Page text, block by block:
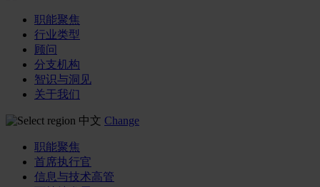
职能聚焦
行业类型
顾问
分支机构
智识与洞见
关于我们
中文 Change
职能聚焦
首席执行官
信息与技术高管